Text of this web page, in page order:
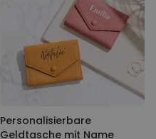
Personalisierbare
Geldtasche mit Name